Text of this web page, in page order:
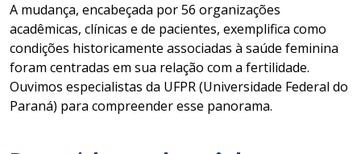
A mudança, encabeçada por 56 organizações
acadêmicas, clínicas e de pacientes, exemplifica como
condições historicamente associadas à saúde feminina
foram centradas em sua relação com a fertilidade.
Ouvimos especialistas da UFPR (Universidade Federal do
Paraná) para compreender esse panorama.